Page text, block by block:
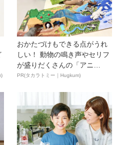
おかたづけもできる点がうれ
しい！ 動物の鳴き声やセリフ
が盛りだくさんの「アニ
ア ...
PR(タカラトミー｜Hugkum)